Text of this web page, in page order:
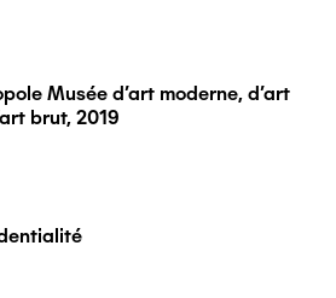
Musée d'art moderne, d'art
brut, 2019